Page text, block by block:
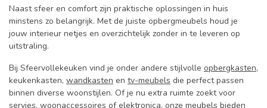
Naast sfeer en comfort zijn praktische oplossingen in huis
minstens zo belangrijk. Met de juiste opbergmeubels houd je
jouw interieur netjes en overzichtelijk zonder in te leveren op
uitstraling.
Bij Sfeervollekeuken vind je onder andere stijlvolle opbergkasten,
keukenkasten, wandkasten en tv-meubels die perfect passen
binnen diverse woonstijlen. Of je nu extra ruimte zoekt voor
servies, woonaccessoires of elektronica, onze meubels bieden